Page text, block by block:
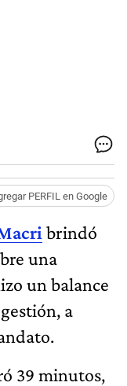
PERFIL en Google
brindó
una
un balance
a
39 minutos,